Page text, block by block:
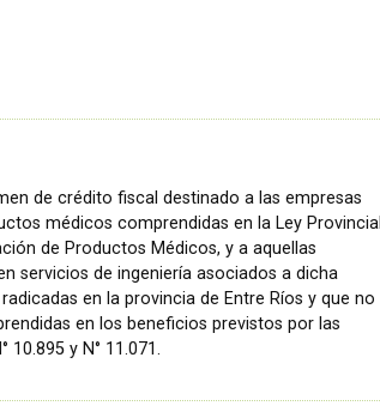
de crédito fiscal destinado a las empresas
médicos comprendidas en la Ley Provincial
de Productos Médicos, y a aquellas
servicios de ingeniería asociados a dicha
en la provincia de Entre Ríos y que no
en los beneficios previstos por las
10.895 y N° 11.071.